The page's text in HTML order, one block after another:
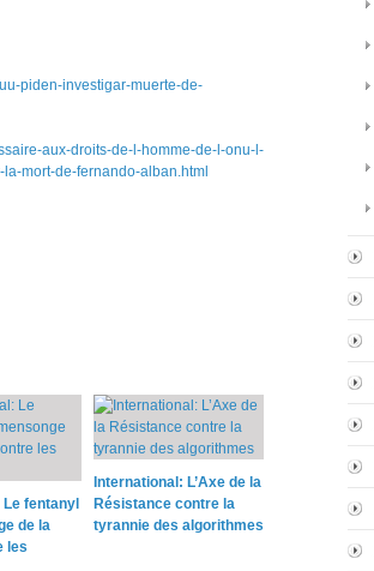
piden-investigar-muerte-de-
aux-droits-de-l-homme-de-l-onu-l-
mort-de-fernando-alban.html
fentanyl
de la
les
International: L’Axe de la
Résistance contre la
tyrannie des algorithmes